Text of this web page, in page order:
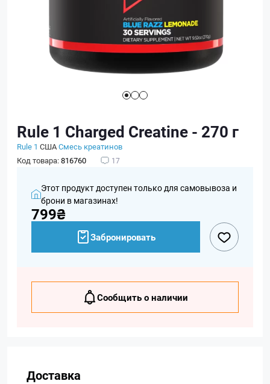
Rule 1 Charged Creatine - 270 г
Rule 1 СШАСмесь креатинов
Код товара:816760 17
Этот продукт доступен только для самовывоза и
брони в магазинах!
799₴
Забронировать
Сообщить о наличии
Доставка